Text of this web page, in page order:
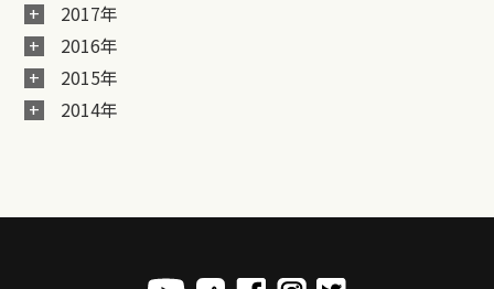
2017年
2016年
2015年
2014年